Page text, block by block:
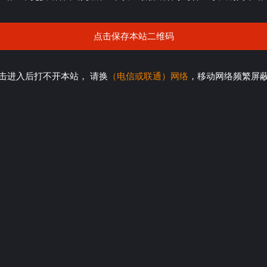
点击保存本站二维码
进入后打不开本站， 请换 （电信或联通）网络 ，移动网络频繁屏